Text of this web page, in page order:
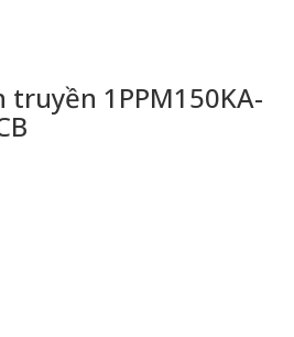
truyền 1PPM150KA-